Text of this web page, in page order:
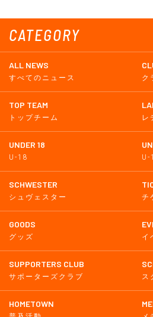
CATEGORY
ALL NEWS
すべてのニュース ク
TOP TEAM
トップチーム レ
UNDER 18
U-18 U-
SCHWESTER
シュヴェスター チ
GOODS
グッズ イ
SUPPORTERS CLUB
サポーターズクラブ ス
HOMETOWN